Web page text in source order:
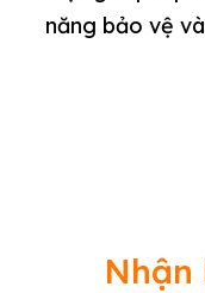
năng bảo vệ
Nhận